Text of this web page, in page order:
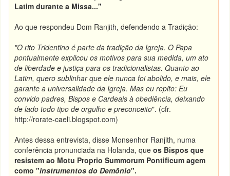
Latim durante a Missa..."
Ao que respondeu Dom Ranjith, defendendo a Tradição:
"O rito Tridentino é parte da tradição da Igreja. O Papa
pontualmente explicou os motivos para sua medida, um ato
de liberdade e justiça para os tradicionalistas. Quanto ao
Latim, quero sublinhar que ele nunca foi abolido, e mais, ele
garante a universalidade da Igreja. Mas eu repito: Eu
convido padres, Bispos e Cardeais à obediência, deixando
de lado todo tipo de orgulho e preconceito". (cfr.
http://rorate-caeli.blogspot.com)
Antes dessa entrevista, disse Monsenhor Ranjith, numa
conferência pronunciada na Holanda, queos Bispos que
resistem ao Motu Proprio Summorum Pontificum agem
como "instrumentos do Demônio".